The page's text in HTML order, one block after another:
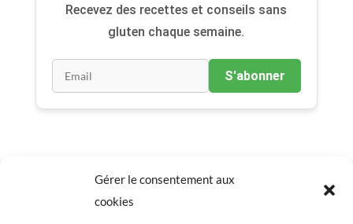
Gérer le consentement aux
cookies
Recevez des recettes et conseils sans
gluten chaque semaine.
S'abonner